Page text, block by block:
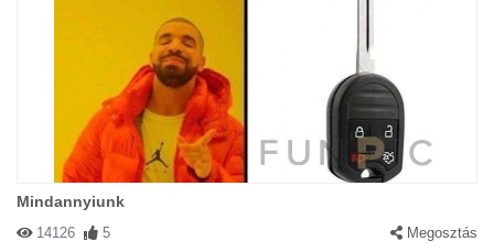
Mindannyiunk
14126 5 Megosztás